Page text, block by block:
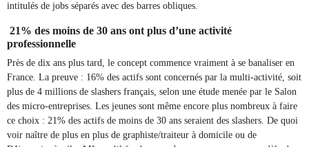
intitulés de jobs séparés avec des barres obliques.
21% des moins de 30 ans ont plus d’une activité
professionnelle
Près de dix ans plus tard, le concept commence vraiment à se banaliser en
France. La preuve : 16% des actifs sont concernés par la multi-activité, soit
plus de 4 millions de slashers français, selon une étude menée par le Salon
des micro-entreprises. Les jeunes sont même encore plus nombreux à faire
ce choix : 21% des actifs de moins de 30 ans seraient des slashers. De quoi
voir naître de plus en plus de graphiste/traiteur à domicile ou de